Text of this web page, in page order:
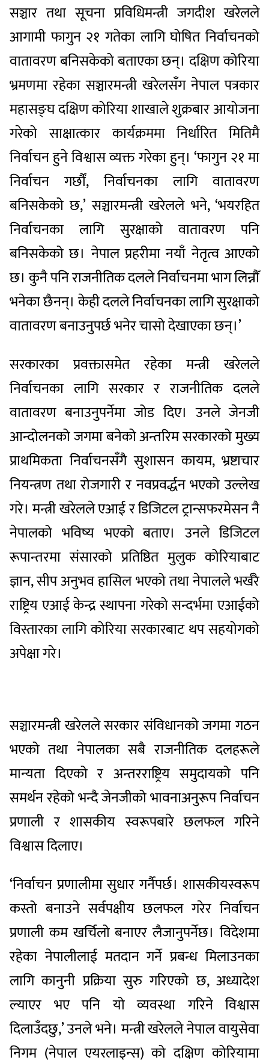
सञ्चार तथा सूचना प्रविधिमन्त्री जगदीश खरेलले
आगामी फागुन २१ गतेका लागि घोषित निर्वाचनको
वातावरण बनिसकेको बताएका छन्। दक्षिण कोरिया
भ्रमणमा रहेका सञ्चारमन्त्री खरेलसँग नेपाल पत्रकार
महासङ्घ दक्षिण कोरिया शाखाले शुक्रबार आयोजना
गरेको साक्षात्कार कार्यक्रममा निर्धारित मितिमै
निर्वाचन हुने विश्वास व्यक्त गरेका हुन्। ‘फागुन २१ मा
निर्वाचन गर्छौं, निर्वाचनका लागि वातावरण
बनिसकेको छ,’ सञ्चारमन्त्री खरेलले भने, ‘भयरहित
निर्वाचनका लागि सुरक्षाको वातावरण पनि
बनिसकेको छ। नेपाल प्रहरीमा नयाँ नेतृत्व आएको
छ। कुनै पनि राजनीतिक दलले निर्वाचनमा भाग लिन्नौँ
भनेका छैनन्। केही दलले निर्वाचनका लागि सुरक्षाको
वातावरण बनाउनुपर्छ भनेर चासो देखाएका छन्।’
सरकारका प्रवक्तासमेत रहेका मन्त्री खरेलले
निर्वाचनका लागि सरकार र राजनीतिक दलले
वातावरण बनाउनुपर्नेमा जोड दिए। उनले जेनजी
आन्दोलनको जगमा बनेको अन्तरिम सरकारको मुख्य
प्राथमिकता निर्वाचनसँगै सुशासन कायम, भ्रष्टाचार
नियन्त्रण तथा रोजगारी र नवप्रवर्द्धन भएको उल्लेख
गरे। मन्त्री खरेलले एआई र डिजिटल ट्रान्सफरमेसन नै
नेपालको भविष्य भएको बताए। उनले डिजिटल
रूपान्तरमा संसारको प्रतिष्ठित मुलुक कोरियाबाट
ज्ञान, सीप अनुभव हासिल भएको तथा नेपालले भर्खरै
राष्ट्रिय एआई केन्द्र स्थापना गरेको सन्दर्भमा एआईको
विस्तारका लागि कोरिया सरकारबाट थप सहयोगको
अपेक्षा गरे।
सञ्चारमन्त्री खरेलले सरकार संविधानको जगमा गठन
भएको तथा नेपालका सबै राजनीतिक दलहरूले
मान्यता दिएको र अन्तरराष्ट्रिय समुदायको पनि
समर्थन रहेको भन्दै जेनजीको भावनाअनुरूप निर्वाचन
प्रणाली र शासकीय स्वरूपबारे छलफल गरिने
विश्वास दिलाए।
‘निर्वाचन प्रणालीमा सुधार गर्नैपर्छ। शासकीयस्वरूप
कस्तो बनाउने सर्वपक्षीय छलफल गरेर निर्वाचन
प्रणाली कम खर्चिलो बनाएर लैजानुपर्नेछ। विदेशमा
रहेका नेपालीलाई मतदान गर्ने प्रबन्ध मिलाउनका
लागि कानुनी प्रक्रिया सुरु गरिएको छ, अध्यादेश
ल्याएर भए पनि यो व्यवस्था गरिने विश्वास
दिलाउँदछु,’ उनले भने। मन्त्री खरेलले नेपाल वायुसेवा
निगम (नेपाल एयरलाइन्स) को दक्षिण कोरियामा